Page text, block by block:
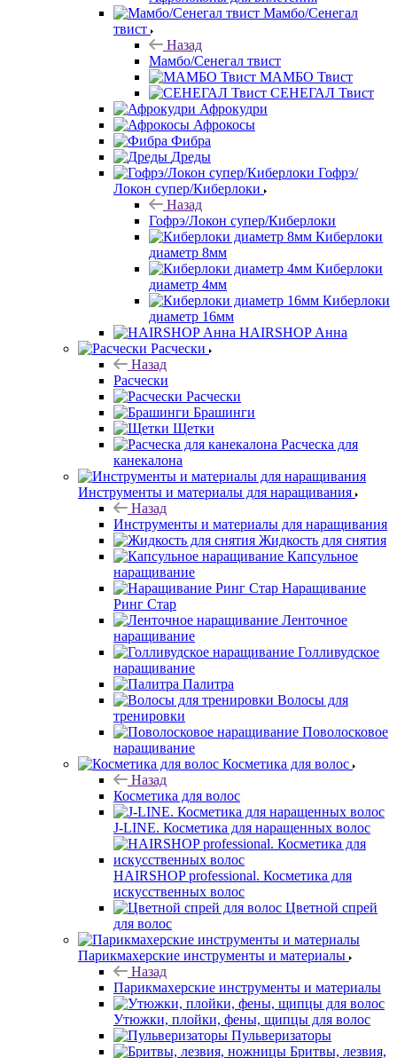
Мамбо/Сенегал
твист
Назад
Мамбо/Сенегал твист
МАМБО Твист
СЕНЕГАЛ Твист
Афрокудри
Афрокосы
Фибра
Дреды
Гофрэ/
Локон супер/Киберлоки
Назад
Гофрэ/Локон супер/Киберлоки
Киберлоки
диаметр 8мм
Киберлоки
диаметр 4мм
Киберлоки
диаметр 16мм
HAIRSHOP Анна
Расчески
Назад
Расчески
Расчески
Брашинги
Щетки
Расческа для
канекалона
Инструменты и материалы для наращивания
Назад
Инструменты и материалы для наращивания
Жидкость для снятия
Капсульное
наращивание
Наращивание
Ринг Стар
Ленточное
наращивание
Голливудское
наращивание
Палитра
Волосы для
тренировки
Поволосковое
наращивание
Косметика для волос
Назад
Косметика для волос
J-LINE. Косметика для наращенных волос
HAIRSHOP professional. Косметика для
искусственных волос
Цветной спрей
для волос
Парикмахерские инструменты и материалы
Назад
Парикмахерские инструменты и материалы
Утюжки, плойки, фены, щипцы для волос
Пульверизаторы
Бритвы, лезвия,